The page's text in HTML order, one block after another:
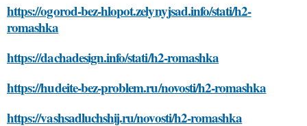
https://ogorod-bez-hlopot.zelynyjsad.info/stati/h2-
romashka
https://dachadesign.info/stati/h2-romashka
https://hudeite-bez-problem.ru/novosti/h2-romashka
https://vashsadluchshij.ru/novosti/h2-romashka